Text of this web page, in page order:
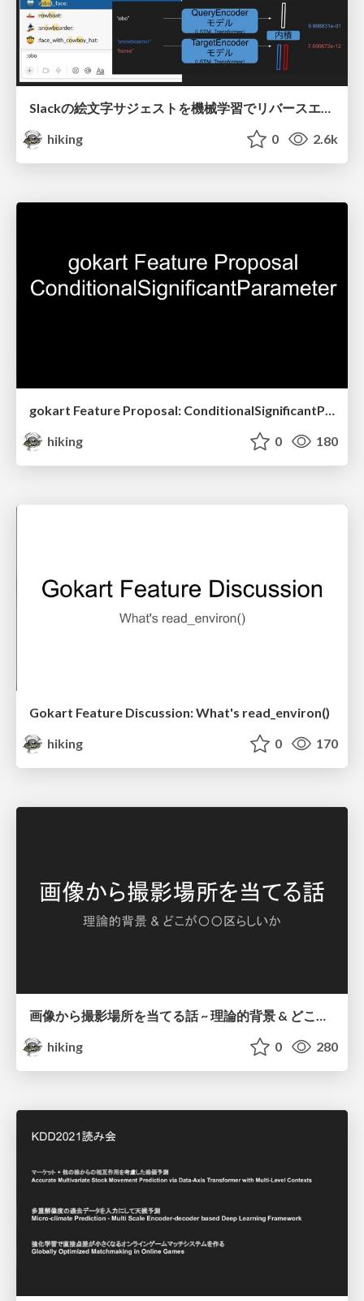
hiking
0 2.6k
gokart Feature Proposal: ConditionalSignificantParameter
hiking
0 180
Gokart Feature Discussion: What's read_environ()
hiking
0 170
画像から撮影場所を当てる話 ~ 理論的背景 & どこが〇〇区らしいか ~
hiking
0 280